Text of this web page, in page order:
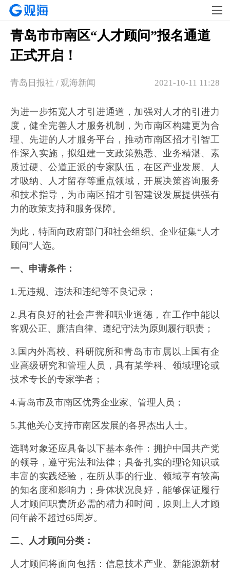
青岛市市南区“人才顾问”报名通道
正式开启！
2021-10-11 11:28
青岛日报社 / 观海新闻
为进一步拓宽人才引进通道，加强对人才的引进力
度，健全完善人才服务机制，为市南区构建更为合
理、先进的人才服务平台，推动市南区招才引智工
作深入实施，拟组建一支政策熟悉、业务精湛、素
质过硬、公道正派的专家队伍，在区产业发展、人
才吸纳、人才留存等重点领域，开展决策咨询服务
和技术指导，为市南区招才引智建设发展提供强有
力的政策支持和服务保障。
为此，特面向政府部门和社会组织、企业征集“人才
顾问”人选。
一、申请条件：
1.无违规、违法和违纪等不良记录；
2.具有良好的社会声誉和职业道德，在工作中能以
客观公正、廉洁自律、遵纪守法为原则履行职责；
3.国内外高校、科研院所和青岛市市属以上国有企
业高级研究和管理人员，具有某学科、领域理论或
技术专长的专家学者；
4.青岛市及市南区优秀企业家、管理人员；
5.其他关心支持市南区发展的各界杰出人士。
选聘对象还应具备以下基本条件：拥护中国共产党
的领导，遵守宪法和法律；具备扎实的理论知识或
丰富的实践经验，在所从事的行业、领域享有较高
的知名度和影响力；身体状况良好，能够保证履行
人才顾问职责所必需的精力和时间，原则上人才顾
问年龄不超过65周岁。
二、人才顾问分类：
人才顾问将面向包括：信息技术产业、新能源新材